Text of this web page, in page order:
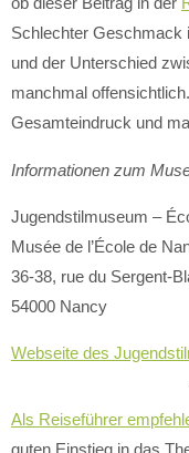
Schlechter Geschmack
und der Unterschied
manchmal
Gesamteindruck und
Informationen zum
Jugendstilmuseum –
Musée de l’École de
36-38, rue du Sergent-
54000 Nancy
Webseite des
Als Reiseführer
guten Einstieg in das